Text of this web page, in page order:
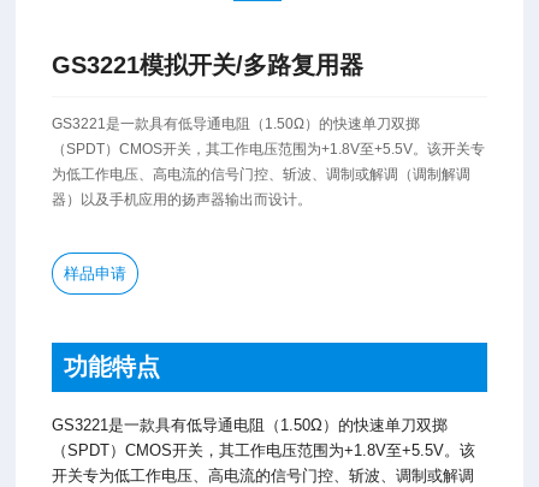
GS3221模拟开关/多路复用器
​GS3221是一款具有低导通电阻（1.50Ω）的快速单刀双掷
（SPDT）CMOS开关，其工作电压范围为+1.8V至+5.5V。该开关专
为低工作电压、高电流的信号门控、斩波、调制或解调（调制解调
器）以及手机应用的扬声器输出而设计。
样品申请
功能特点
GS3221是一款具有低导通电阻（1.50Ω）的快速单刀双掷
（SPDT）CMOS开关，其工作电压范围为+1.8V至+5.5V。该
开关专为低工作电压、高电流的信号门控、斩波、调制或解调